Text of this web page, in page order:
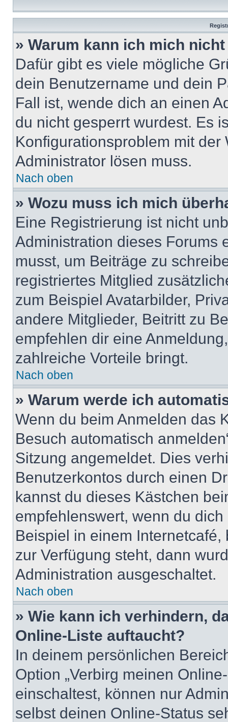
» Warum kann ich mich
Dafür gibt es viele mögliche
dein Benutzername und dein
Fall ist, wende dich an einen
du nicht gesperrt wurdest. Es
Konfigurationsproblem mit
Administrator lösen muss.
Nach oben
» Wozu muss ich mich
Eine Registrierung ist nicht
Administration dieses Forums
musst, um Beiträge zu
registriertes Mitglied
zum Beispiel Avatarbilder,
andere Mitglieder, Beitritt zu
empfehlen dir eine
zahlreiche Vorteile bringt.
Nach oben
» Warum werde ich
Wenn du beim Anmelden das
Besuch automatisch
Sitzung angemeldet. Dies
Benutzerkontos durch einen
kannst du dieses Kästchen
empfehlenswert, wenn du
Beispiel in einem
zur Verfügung steht, dann
Administration ausgeschaltet.
Nach oben
» Wie kann ich verhindern,
Online-Liste auftaucht?
In deinem persönlichen
Option „Verbirg meinen
einschaltest, können nur
selbst deinen Online-Status